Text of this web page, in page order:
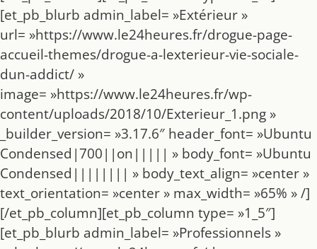
[et_pb_blurb admin_label= »Extérieur »
url= »https://www.le24heures.fr/drogue-page-
accueil-themes/drogue-a-lexterieur-vie-sociale-
dun-addict/ »
image= »https://www.le24heures.fr/wp-
content/uploads/2018/10/Exterieur_1.png »
_builder_version= »3.17.6″ header_font= »Ubuntu
Condensed|700||on||||| » body_font= »Ubuntu
Condensed|||||||| » body_text_align= »center »
text_orientation= »center » max_width= »65% » /]
[/et_pb_column][et_pb_column type= »1_5″]
[et_pb_blurb admin_label= »Professionnels »